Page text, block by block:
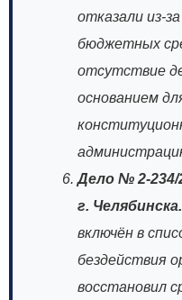
отказали
бюджетных
отсутствие
основанием
Дело № 2‑234/
г. Челябинска.
включён в
бездействия
восстановил